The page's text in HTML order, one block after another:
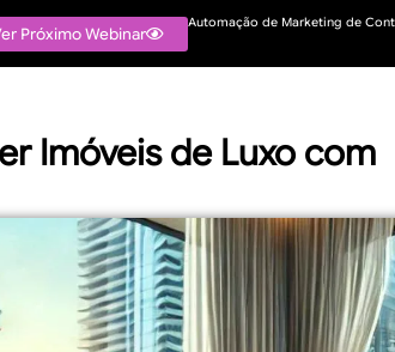
Próximo Webinar
Automação de Marketing de
Imóveis de Luxo com